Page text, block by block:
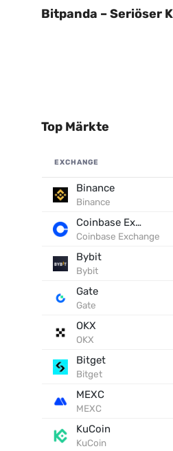
Bitpanda – Seriöser
Top Märkte
EXCHANGE
Binance
Binance
Coinbase Exchange
Coinbase Exchange
Bybit
Bybit
Gate
Gate
OKX
OKX
Bitget
Bitget
MEXC
MEXC
KuCoin
KuCoin